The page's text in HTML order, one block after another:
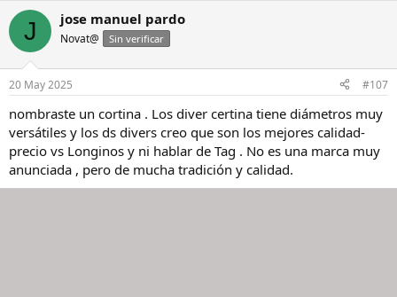
J jose manuel pardo
Novat@ Sin verificar
20 May 2025 #107
nombraste un cortina . Los diver certina tiene diámetros muy
versátiles y los ds divers creo que son los mejores calidad-
precio vs Longinos y ni hablar de Tag . No es una marca muy
anunciada , pero de mucha tradición y calidad.